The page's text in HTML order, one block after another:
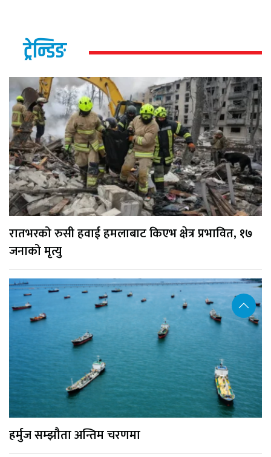
ट्रेन्डिङ
रातभरको रुसी हवाई हमलाबाट किएभ क्षेत्र प्रभावित, १७
जनाको मृत्यु
हर्मुज सम्झौता अन्तिम चरणमा